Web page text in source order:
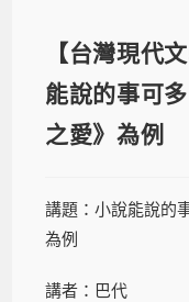
【台灣現代
能說的事可
之愛》為例
講題：小說能說的
為例
講者：巴代